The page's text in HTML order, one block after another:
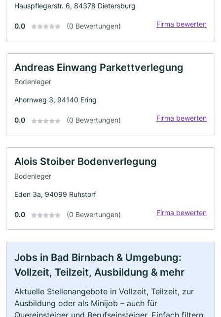
Hauspflegerstr. 6, 84378 Dietersburg
0.0 (0 Bewertungen) Firma bewerten
Andreas Einwang Parkettverlegung
Bodenleger
Ahornweg 3, 94140 Ering
0.0 (0 Bewertungen) Firma bewerten
Alois Stoiber Bodenverlegung
Bodenleger
Eden 3a, 94099 Ruhstorf
0.0 (0 Bewertungen) Firma bewerten
Jobs in Bad Birnbach & Umgebung:
Vollzeit, Teilzeit, Ausbildung & mehr
Aktuelle Stellenangebote in Vollzeit, Teilzeit, zur
Ausbildung oder als Minijob – auch für
Quereinsteiger und Berufseinsteiger. Einfach filtern